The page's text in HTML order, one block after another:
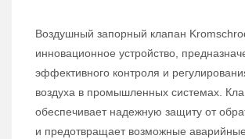
Воздушный запорный клапан
инновационное устройство,
эффективного контроля и
воздуха в промышленных системах.
обеспечивает надежную защиту от
и предотвращает возможные аварийные